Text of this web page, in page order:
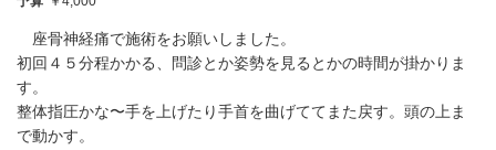
座骨神経痛で施術をお願いしました。
初回４５分程かかる、問診とか姿勢を見るとかの時間が掛かりま
す。
整体指圧かな〜手を上げたり手首を曲げててまた戻す。頭の上ま
で動かす。